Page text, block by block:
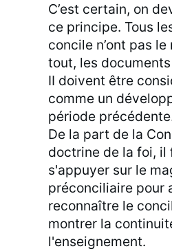
C’est certain, on
ce principe. Tous
concile n’ont pas
tout, les
II doivent être
comme un
période
De la part de la
doctrine de la foi, il
s'appuyer sur le
préconciliaire pour
reconnaître le
montrer la
l'enseignement.